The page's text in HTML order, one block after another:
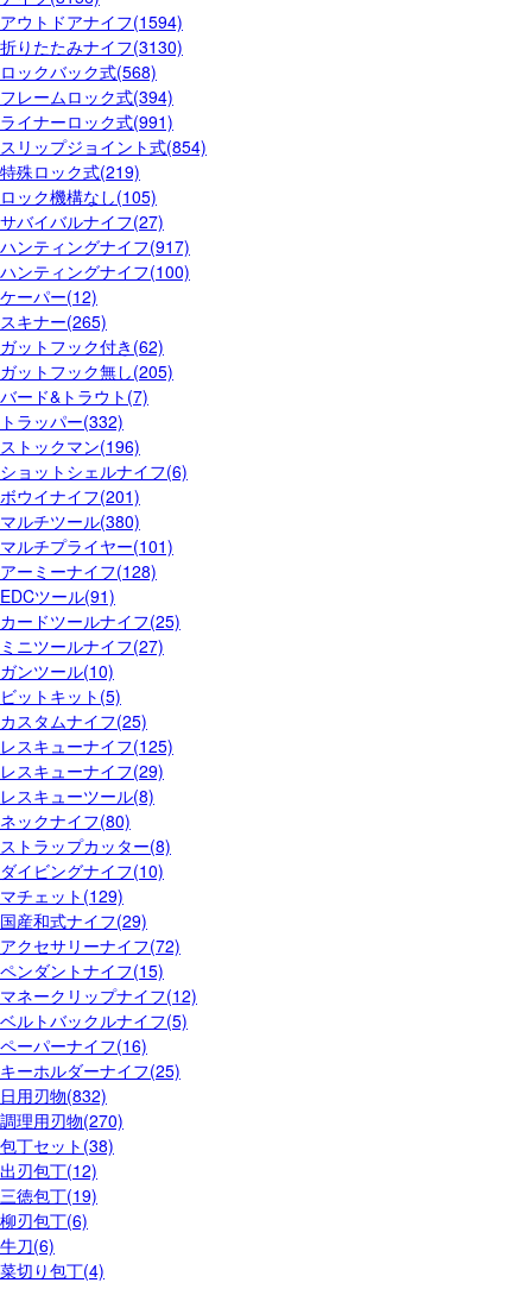
アウトドアナイフ(1594)
折りたたみナイフ(3130)
ロックバック式(568)
フレームロック式(394)
ライナーロック式(991)
スリップジョイント式(854)
特殊ロック式(219)
ロック機構なし(105)
サバイバルナイフ(27)
ハンティングナイフ(917)
ハンティングナイフ(100)
ケーパー(12)
スキナー(265)
ガットフック付き(62)
ガットフック無し(205)
バード&トラウト(7)
トラッパー(332)
ストックマン(196)
ショットシェルナイフ(6)
ボウイナイフ(201)
マルチツール(380)
マルチプライヤー(101)
アーミーナイフ(128)
EDCツール(91)
カードツールナイフ(25)
ミニツールナイフ(27)
ガンツール(10)
ビットキット(5)
カスタムナイフ(25)
レスキューナイフ(125)
レスキューナイフ(29)
レスキューツール(8)
ネックナイフ(80)
ストラップカッター(8)
ダイビングナイフ(10)
マチェット(129)
国産和式ナイフ(29)
アクセサリーナイフ(72)
ペンダントナイフ(15)
マネークリップナイフ(12)
ベルトバックルナイフ(5)
ペーパーナイフ(16)
キーホルダーナイフ(25)
日用刃物(832)
調理用刃物(270)
包丁セット(38)
出刃包丁(12)
三徳包丁(19)
柳刃包丁(6)
牛刀(6)
菜切り包丁(4)